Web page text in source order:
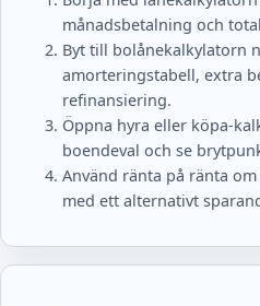
månadsbetalning och
Byt till bolånekalkylatorn
amorteringstabell, extra
refinansiering.
Öppna hyra eller köpa-
boendeval och se
Använd ränta på ränta
med ett alternativt